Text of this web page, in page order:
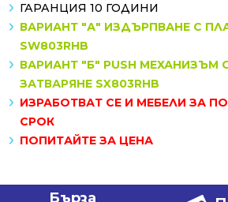
ГАРАНЦИЯ 10 ГОДИНИ
ВАРИАНТ "А" ИЗДЪРПВАНЕ С
SW803RHB
ВАРИАНТ "Б" PUSH МЕХАНИЗЪМ
ЗАТВАРЯНЕ SX803RHB
ИЗРАБОТВАТ СЕ И МЕБЕЛИ ЗА
СРОК
ПОПИТАЙТЕ ЗА ЦЕНА
Бърза